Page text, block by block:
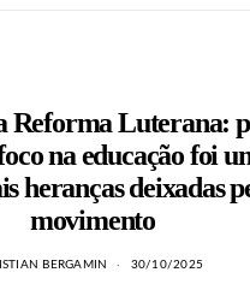
Reforma Luterana:
na educação foi
heranças deixadas
movimento
BERGAMIN 30/10/2025